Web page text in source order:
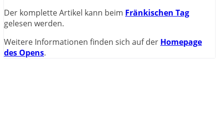
Der komplette Artikel kann beim Fränkischen Tag
gelesen werden.
Weitere Informationen finden sich auf der Homepage
des Opens.